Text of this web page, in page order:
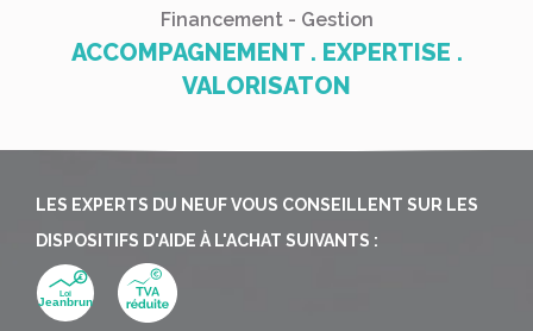
Financement - Gestion
ACCOMPAGNEMENT . EXPERTISE .
VALORISATON
LES EXPERTS DU NEUF VOUS CONSEILLENT SUR LES
DISPOSITIFS D'AIDE À L'ACHAT SUIVANTS :